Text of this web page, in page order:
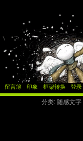
留言簿 印象 框架转换 登录
分类: 随感文字